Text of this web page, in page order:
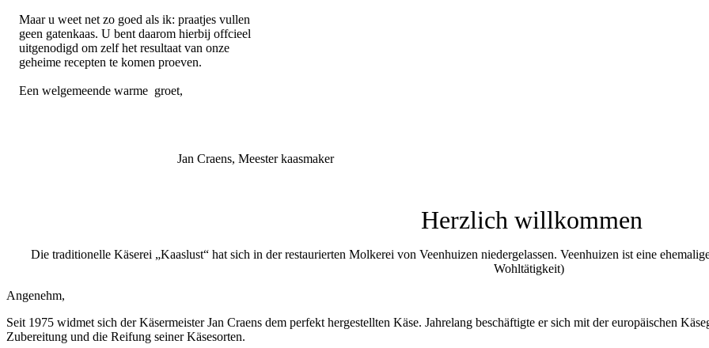
Maar u weet net zo goed als ik: praatjes vullen
geen gatenkaas. U bent daarom hierbij offcieel
uitgenodigd om zelf het resultaat van onze
geheime recepten te komen proeven.
Een welgemeende warme groet,
Jan Craens, Meester kaasmaker
Herzlich willkommen
Die traditionelle Käserei „Kaaslust“ hat sich in der restaurierten Molkerei von Veenhuizen niedergelassen. Veenhuizen ist eine
Wohltätigkeit)
Angenehm,
Seit 1975 widmet sich der Käsermeister Jan Craens dem perfekt hergestellten Käse. Jahrelang beschäftigte er sich mit der europäischen
Zubereitung und die Reifung seiner Käsesorten.